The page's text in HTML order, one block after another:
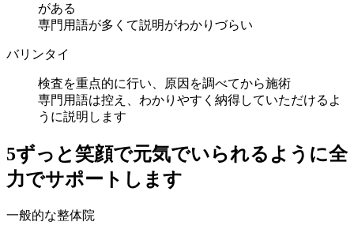
がある
専門用語が多くて説明がわかりづらい
バリンタイ
検査を重点的に行い、原因を調べてから施術
専門用語は控え、わかりやすく納得していただけるよ
うに説明します
5ずっと笑顔で元気でいられるように全
力でサポートします
一般的な整体院